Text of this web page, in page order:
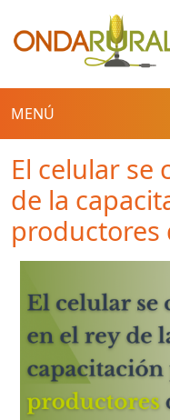
Pasar al contenido
MENÚ
El celular se
de la
productores